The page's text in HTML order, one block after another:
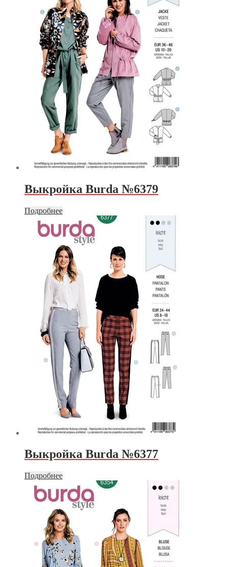
Выкройка Burda №6379
Подробнее
Выкройка Burda №6377
Подробнее